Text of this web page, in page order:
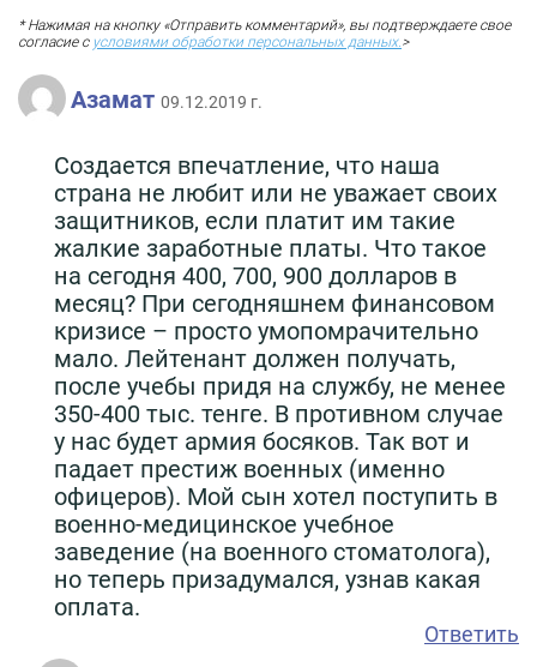
* Нажимая на кнопку «Отправить комментарий», вы подтверждаете свое
согласие с условиями обработки персональных данных.>
Азамат 09.12.2019 г.
Создается впечатление, что наша
страна не любит или не уважает своих
защитников, если платит им такие
жалкие заработные платы. Что такое
на сегодня 400, 700, 900 долларов в
месяц? При сегодняшнем финансовом
кризисе – просто умопомрачительно
мало. Лейтенант должен получать,
после учебы придя на службу, не менее
350-400 тыс. тенге. В противном случае
у нас будет армия босяков. Так вот и
падает престиж военных (именно
офицеров). Мой сын хотел поступить в
военно-медицинское учебное
заведение (на военного стоматолога),
но теперь призадумался, узнав какая
оплата.
Ответить